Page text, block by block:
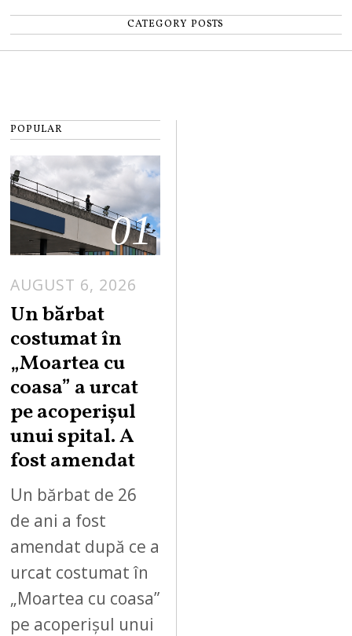
CATEGORY POSTS
POPULAR
01
AUGUST 6, 2026
Un bărbat
costumat în
„Moartea cu
coasa” a urcat
pe acoperișul
unui spital. A
fost amendat
Un bărbat de 26
de ani a fost
amendat după ce a
urcat costumat în
„Moartea cu coasa”
pe acoperișul unui